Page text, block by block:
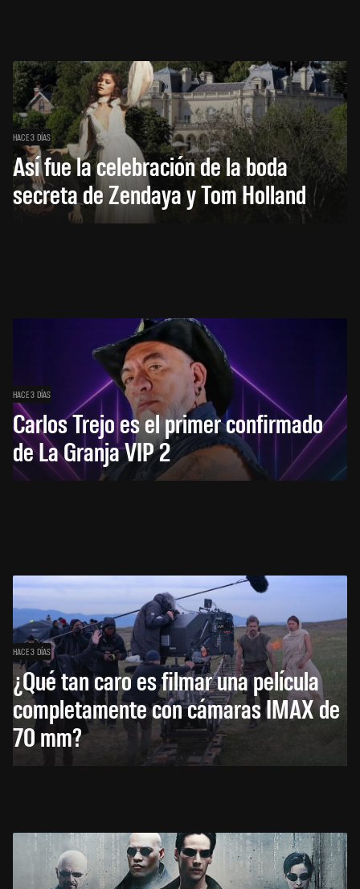
HACE 3 DÍAS
Así fue la celebración de la boda
secreta de Zendaya y Tom Holland
HACE 3 DÍAS
Carlos Trejo es el primer confirmado
de La Granja VIP 2
HACE 3 DÍAS
¿Qué tan caro es filmar una película
completamente con cámaras IMAX de
70 mm?